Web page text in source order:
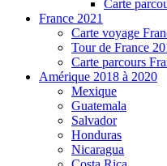
Carte
France 2021
Carte voyage
Tour de France
Carte parcours
Amérique 2018 à 2020
Mexique
Guatemala
Salvador
Honduras
Nicaragua